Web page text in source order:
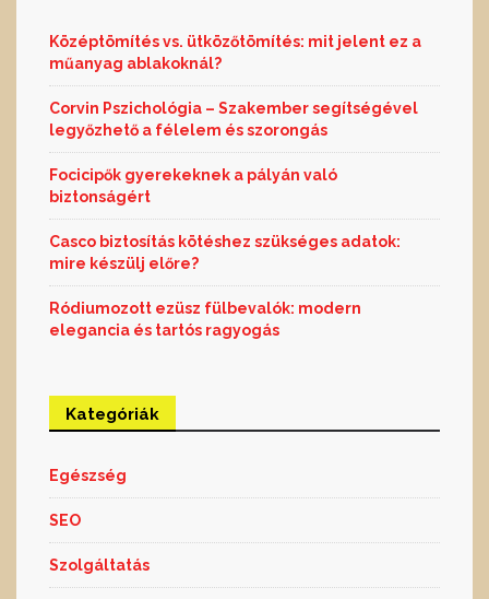
Középtömítés vs. ütközőtömítés: mit jelent ez a
műanyag ablakoknál?
Corvin Pszichológia – Szakember segítségével
legyőzhető a félelem és szorongás
Focicipők gyerekeknek a pályán való
biztonságért
Casco biztosítás kötéshez szükséges adatok:
mire készülj előre?
Ródiumozott ezüsz fülbevalók: modern
elegancia és tartós ragyogás
Kategóriák
Egészség
SEO
Szolgáltatás